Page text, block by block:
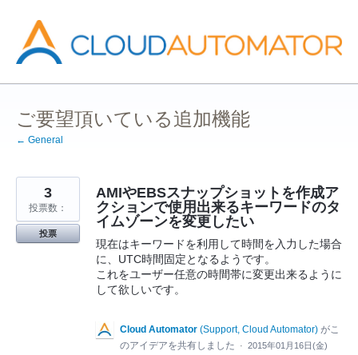
ン
ツ
ス
プ
ご要望頂いている追加機能
← General
AMIやEBSスナップショットを作成ア
クションで使用出来るキーワードのタ
イムゾーンを変更したい
現在はキーワードを利用して時間を入力した場合
に、UTC時間固定となるようです。
これをユーザー任意の時間帯に変更出来るように
して欲しいです。
3
投票数：
投票
Cloud Automator (Support, Cloud Automator) がこ
のアイデアを共有しました
· 2015年01月16日(金)